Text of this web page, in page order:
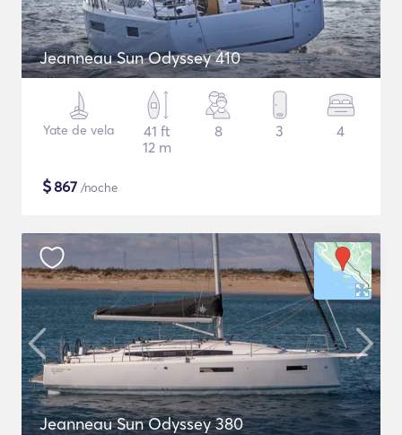
Jeanneau Sun Odyssey 410
Yate de vela
41 ft
12 m
8 3 4
$867 /noche
Jeanneau Sun Odyssey 380